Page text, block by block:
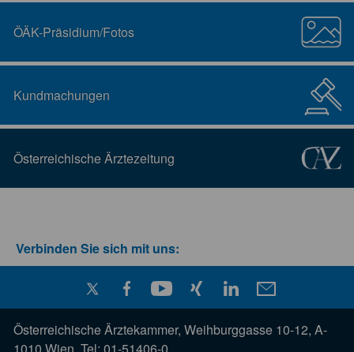
ÖÄK-Präsidium/Fotos
Kundmachungen
Österreichische Ärztezeitung
Verbinden Sie sich mit uns:
Österreichische Ärztekammer, Weihburggasse 10-12, A-